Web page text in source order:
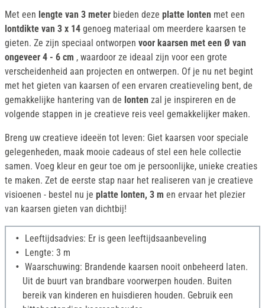
Met een lengte van 3 meter bieden deze platte lonten met een
lontdikte van 3 x 14 genoeg materiaal om meerdere kaarsen te
gieten. Ze zijn speciaal ontworpen voor kaarsen met een Ø van
ongeveer 4 - 6 cm , waardoor ze ideaal zijn voor een grote
verscheidenheid aan projecten en ontwerpen. Of je nu net begint
met het gieten van kaarsen of een ervaren creatieveling bent, de
gemakkelijke hantering van de lonten zal je inspireren en de
volgende stappen in je creatieve reis veel gemakkelijker maken.
Breng uw creatieve ideeën tot leven: Giet kaarsen voor speciale
gelegenheden, maak mooie cadeaus of stel een hele collectie
samen. Voeg kleur en geur toe om je persoonlijke, unieke creaties
te maken. Zet de eerste stap naar het realiseren van je creatieve
visioenen - bestel nu je platte lonten, 3 m en ervaar het plezier
van kaarsen gieten van dichtbij!
Leeftijdsadvies: Er is geen leeftijdsaanbeveling
Lengte: 3 m
Waarschuwing: Brandende kaarsen nooit onbeheerd laten.
Uit de buurt van brandbare voorwerpen houden. Buiten
bereik van kinderen en huisdieren houden. Gebruik een